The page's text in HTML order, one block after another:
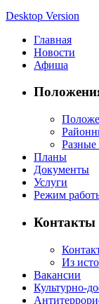
Desktop Version
Главная
Новости
Афиша
Планы
Документы
Услуги
Режим
Контакты
Из
Вакансии
Культурно-